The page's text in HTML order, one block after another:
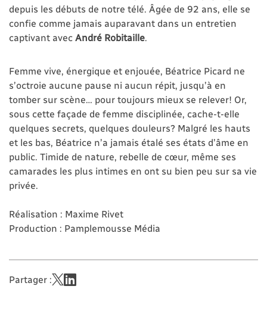
depuis les débuts de notre télé. Âgée de 92 ans, elle se
confie comme jamais auparavant dans un entretien
captivant avec André Robitaille
Femme vive, énergique et enjouée, Béatrice Picard ne
s’octroie aucune pause ni aucun répit, jusqu’à en
tomber sur scène… pour toujours mieux se relever! Or,
sous cette façade de femme disciplinée, cache-t-elle
quelques secrets, quelques douleurs? Malgré les hauts
et les bas, Béatrice n’a jamais étalé ses états d’âme en
public. Timide de nature, rebelle de cœur, même ses
camarades les plus intimes en ont su bien peu sur sa vie
privée.
Réalisation : Maxime Rivet
Production : Pamplemousse Média
Partager :